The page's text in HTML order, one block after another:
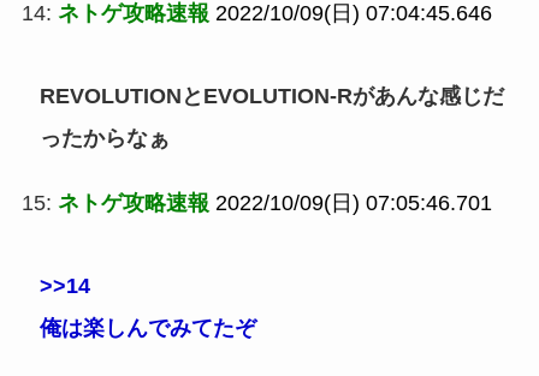
14: ネトゲ攻略速報 2022/10/09(日) 07:04:45.646
REVOLUTIONとEVOLUTION-Rがあんな感じだ
ったからなぁ
15: ネトゲ攻略速報 2022/10/09(日) 07:05:46.701
>>14
俺は楽しんでみてたぞ